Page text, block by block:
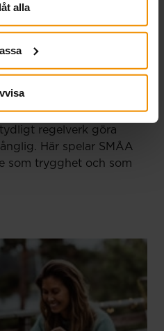
alla
dina
i
regelverk göra
Här spelar SMÅA
som trygghet och som